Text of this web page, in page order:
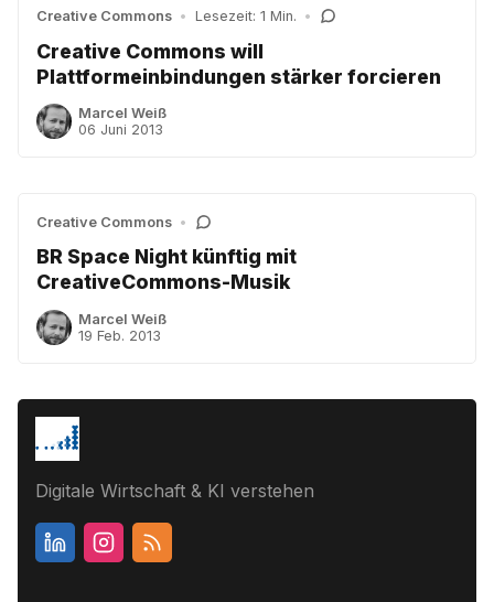
Creative Commons • Lesezeit: 1 Min. •
Creative Commons will
Plattformeinbindungen stärker forcieren
Marcel Weiß
06 Juni 2013
Creative Commons •
BR Space Night künftig mit
CreativeCommons-Musik
Marcel Weiß
19 Feb. 2013
Digitale Wirtschaft & KI verstehen